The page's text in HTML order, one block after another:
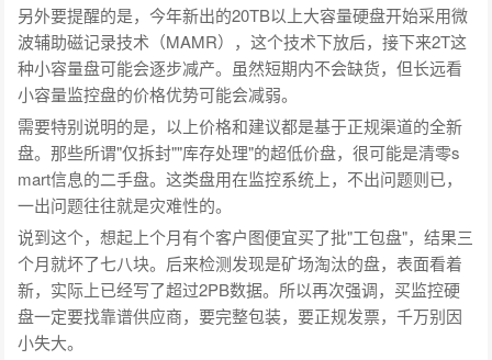
另外要提醒的是，今年新出的20TB以上大容量硬盘开始采用微
波辅助磁记录技术（MAMR），这个技术下放后，接下来2T这
种小容量盘可能会逐步减产。虽然短期内不会缺货，但长远看
小容量监控盘的价格优势可能会减弱。
需要特别说明的是，以上价格和建议都是基于正规渠道的全新
盘。那些所谓"仅拆封""库存处理"的超低价盘，很可能是清零s
mart信息的二手盘。这类盘用在监控系统上，不出问题则已，
一出问题往往就是灾难性的。
说到这个，想起上个月有个客户图便宜买了批"工包盘"，结果三
个月就坏了七八块。后来检测发现是矿场淘汰的盘，表面看着
新，实际上已经写了超过2PB数据。所以再次强调，买监控硬
盘一定要找靠谱供应商，要完整包装，要正规发票，千万别因
小失大。